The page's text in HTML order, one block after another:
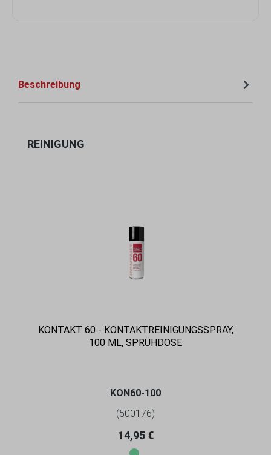
Beschreibung
Produktgalerie überspringen
REINIGUNG
KONTAKT 60 - KONTAKTREINIGUNGSSPRAY,
100 ML, SPRÜHDOSE
KON60-100
(500176)
Regulärer Preis:
14,95 €